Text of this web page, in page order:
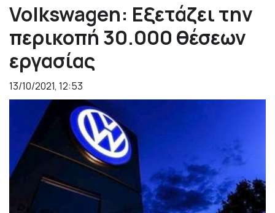
Volkswagen: Εξετάζει την
περικοπή 30.000 θέσεων
εργασίας
13/10/2021, 12:53